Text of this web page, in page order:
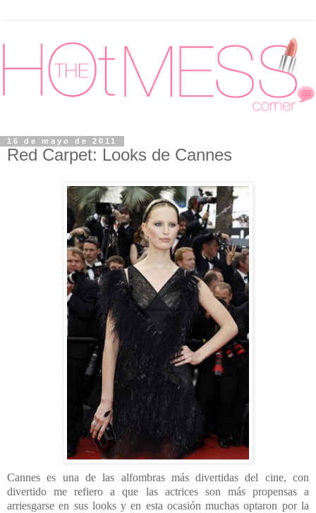
16 de mayo de 2011
Red Carpet: Looks de Cannes
Cannes es una de las alfombras más divertidas del cine, con
divertido me refiero a que las actrices son más propensas a
arriesgarse en sus looks y en esta ocasión muchas optaron por la